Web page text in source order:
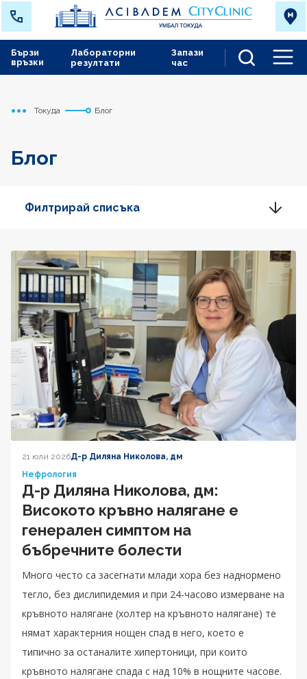
Лабораторни
резултати
Запази
час
Бързи
връзки
Начало
Токуда Блог
Блог
Филтрирай списъка
21 юли 2026Д-р Диляна Николова, дм
Нефрология
Д-р Диляна Николова, дм:
Високото кръвно налягане е
генерален симптом на
бъбречните болести
Много често са засегнати млади хора без наднормено
тегло, без дислипидемия и при 24-часово измерване на
кръвното налягане (холтер на кръвното налягане) те
нямат характерния нощен спад в него, което е
типично за останалите хипертоници, при които
кръвното налягане спада с над 10% в нощните часове.